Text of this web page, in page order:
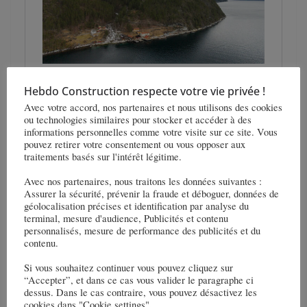
Veidekke va réaliser le projet hydroélectrique
d’Offerdal
Hebdo Construction respecte votre vie privée !
Avec votre accord, nos partenaires et nous utilisons des cookies
ou technologies similaires pour stocker et accéder à des
informations personnelles comme votre visite sur ce site. Vous
pouvez retirer votre consentement ou vous opposer aux
traitements basés sur l'intérêt légitime.
Avec nos partenaires, nous traitons les données suivantes :
Assurer la sécurité, prévenir la fraude et déboguer, données de
géolocalisation précises et identification par analyse du
terminal, mesure d'audience, Publicités et contenu
personnalisés, mesure de performance des publicités et du
contenu.
Si vous souhaitez continuer vous pouvez cliquez sur
“Accepter”, et dans ce cas vous valider le paragraphe ci
dessus. Dans le cas contraire, vous pouvez désactivez les
cookies dans "Cookie settings".